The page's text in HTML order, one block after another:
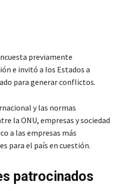
previamente
e invitó a los Estados a
para generar conflictos.
y las normas
la ONU, empresas y sociedad
a las empresas más
para el país en cuestión.
patrocinados